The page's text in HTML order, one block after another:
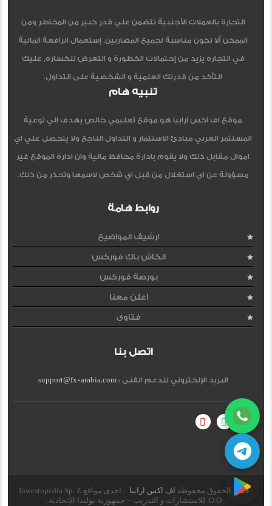
التجارة بالعملات الأجنبية تتضمن علي قدر كبير من المخاطر ومن
الممكن ألا تكون مناسبة لجميع المضاربين, إستعمال الرافعة المالية
في التجاره يزيد من إحتمالات الخطورة و التعرض للخساره, عليك
التأكد من قدرتك العلمية و الشخصية على التداول.
تنبيه هام
موقع اف اكس ارابيا هو موقع تعليمي خالص يهدف الي توعية
المستثمر العربي مبادئ الاستثمار و التداول الناجح ولا يتحصل علي اي
اموال مقابل ذلك ولا يقوم بادارة محافظ مالية وان ادارة الموقع غير
مسؤولة عن اي استغلال من قبل اي شخص لاسمها وتحذر من ذلك.
روابط هامة
ارشيف المواضيع
الكاش باك فوركس
بورصة فوركس
اعلن معنا
فتاوى
اتصل بنا
البريد الإلكتروني للدعم الفنى :support@fx-arabia.com
جميع الحقوق محفوظة اف اكس ارابيا
– احدى مواقع Inwestopedia Sp. Z
O.O. للاستشارات و التدريب – جمهورية بولندا الإتحادية.